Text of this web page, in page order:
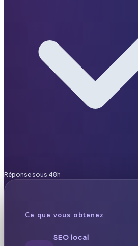
Réponse sous 48h
Ce que vous obtenez
SEO local